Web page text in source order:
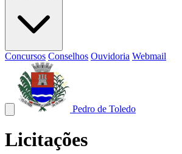
Concursos Conselhos Ouvidoria Webmail
Pedro de Toledo
Licitações